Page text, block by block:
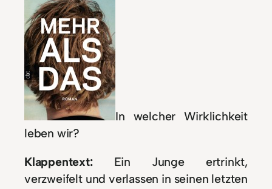
In welcher Wirklichkeit
leben wir?
Klappentext:Ein Junge ertrinkt,
verzweifelt und verlassen in seinen letzten